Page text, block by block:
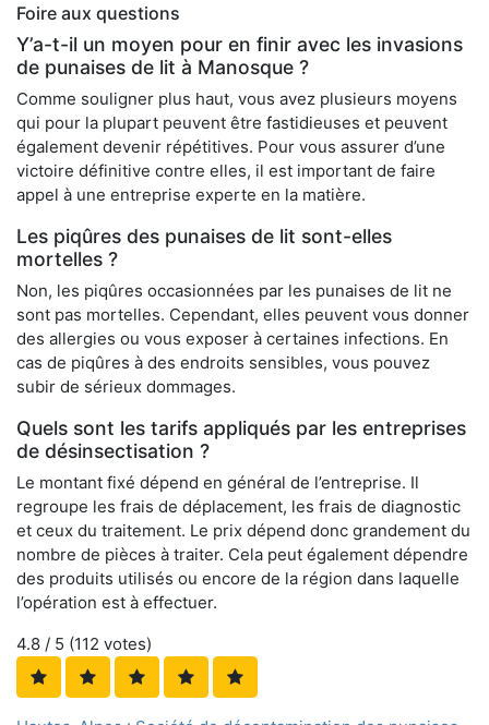
Foire aux questions
Y’a-t-il un moyen pour en finir avec les invasions
de punaises de lit à Manosque ?
Comme souligner plus haut, vous avez plusieurs moyens
qui pour la plupart peuvent être fastidieuses et peuvent
également devenir répétitives. Pour vous assurer d’une
victoire définitive contre elles, il est important de faire
appel à une entreprise experte en la matière.
Les piqûres des punaises de lit sont-elles
mortelles ?
Non, les piqûres occasionnées par les punaises de lit ne
sont pas mortelles. Cependant, elles peuvent vous donner
des allergies ou vous exposer à certaines infections. En
cas de piqûres à des endroits sensibles, vous pouvez
subir de sérieux dommages.
Quels sont les tarifs appliqués par les entreprises
de désinsectisation ?
Le montant fixé dépend en général de l’entreprise. Il
regroupe les frais de déplacement, les frais de diagnostic
et ceux du traitement. Le prix dépend donc grandement du
nombre de pièces à traiter. Cela peut également dépendre
des produits utilisés ou encore de la région dans laquelle
l’opération est à effectuer.
4.8 / 5 (112 votes)